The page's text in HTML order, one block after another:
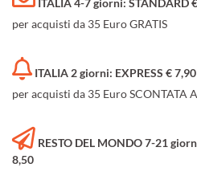
per acquisti da 35 Euro GRATIS
ITALIA 2 giorni: EXPRESS € 7,90
per acquisti da 35 Euro SCONTATA
RESTO DEL MONDO 7-21
8,50